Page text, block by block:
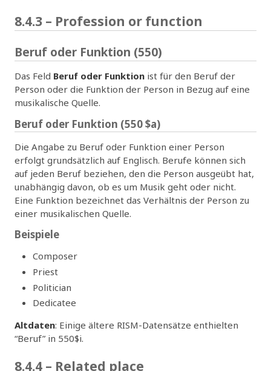
8.4.3 – Profession or function
Beruf oder Funktion (550)
Das Feld Beruf oder Funktion ist für den Beruf der
Person oder die Funktion der Person in Bezug auf eine
musikalische Quelle.
Beruf oder Funktion (550 $a)
Die Angabe zu Beruf oder Funktion einer Person
erfolgt grundsätzlich auf Englisch. Berufe können sich
auf jeden Beruf beziehen, den die Person ausgeübt hat,
unabhängig davon, ob es um Musik geht oder nicht.
Eine Funktion bezeichnet das Verhältnis der Person zu
einer musikalischen Quelle.
Beispiele
Composer
Priest
Politician
Dedicatee
Altdaten: Einige ältere RISM-Datensätze enthielten
“Beruf” in 550$i.
8.4.4 – Related place